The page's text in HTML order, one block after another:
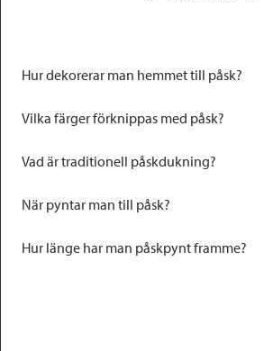
Hur dekorerar man hemmet till påsk?
Vilka färger förknippas med påsk?
Vad är traditionell påskdukning?
När pyntar man till påsk?
Hur länge har man påskpynt framme?